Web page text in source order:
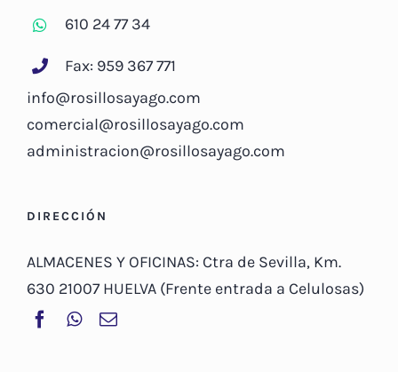
610 24 77 34
Fax: 959 367 771
info@rosillosayago.com
comercial@rosillosayago.com
administracion@rosillosayago.com
DIRECCIÓN
ALMACENES Y OFICINAS: Ctra de Sevilla, Km.
630 21007 HUELVA (Frente entrada a Celulosas)